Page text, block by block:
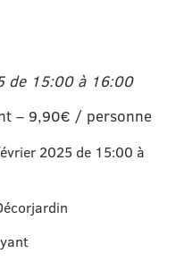
de 15:00 à 16:00
– 9,90€ / personne
2025 de 15:00 à